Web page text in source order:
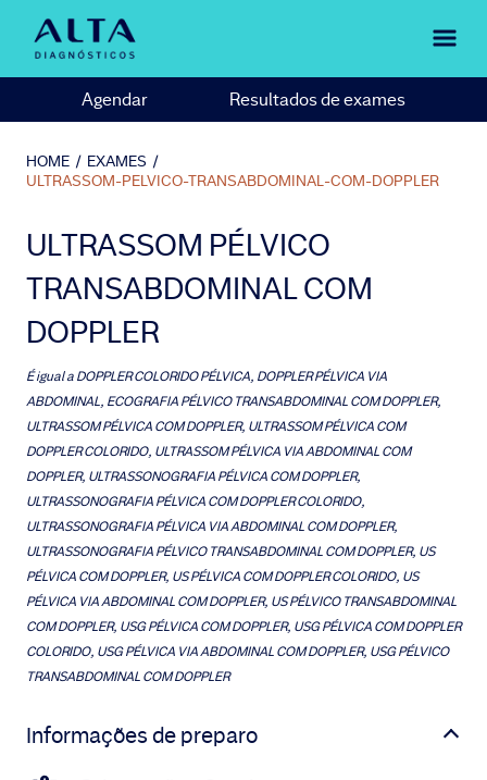
Agendar Resultados de exames
HOME / EXAMES /
ULTRASSOM-PELVICO-TRANSABDOMINAL-COM-DOPPLER
ULTRASSOM PÉLVICO
TRANSABDOMINAL COM
DOPPLER
É igual aDOPPLER COLORIDO PÉLVICA, DOPPLER PÉLVICA VIA
ABDOMINAL, ECOGRAFIA PÉLVICO TRANSABDOMINAL COM DOPPLER,
ULTRASSOM PÉLVICA COM DOPPLER, ULTRASSOM PÉLVICA COM
DOPPLER COLORIDO, ULTRASSOM PÉLVICA VIA ABDOMINAL COM
DOPPLER, ULTRASSONOGRAFIA PÉLVICA COM DOPPLER,
ULTRASSONOGRAFIA PÉLVICA COM DOPPLER COLORIDO,
ULTRASSONOGRAFIA PÉLVICA VIA ABDOMINAL COM DOPPLER,
ULTRASSONOGRAFIA PÉLVICO TRANSABDOMINAL COM DOPPLER, US
PÉLVICA COM DOPPLER, US PÉLVICA COM DOPPLER COLORIDO, US
PÉLVICA VIA ABDOMINAL COM DOPPLER, US PÉLVICO TRANSABDOMINAL
COM DOPPLER, USG PÉLVICA COM DOPPLER, USG PÉLVICA COM DOPPLER
COLORIDO, USG PÉLVICA VIA ABDOMINAL COM DOPPLER, USG PÉLVICO
TRANSABDOMINAL COM DOPPLER
Informações de preparo